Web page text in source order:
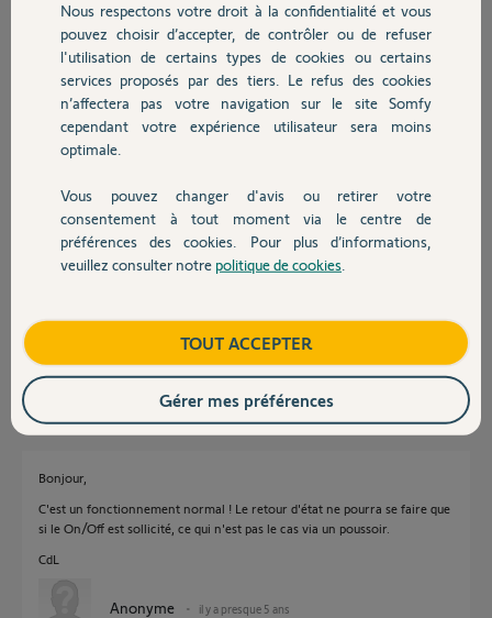
Chauffage
Autres produits
Devis avec un pro
Contact
Si je pilote la lumière via Alexa, la lumière s’éteind ou s’allume sans
problème, mais Alexa m’informe que la lumière ne répond pas….
Et l’état sur l’application somfy ne se met pas à jours.
Pour information j’ai une box Tahoma switch acheté récemment.
Merci d’avance
Alex A.
Participer au fil de discussion
Réponses
Bonjour,
C'est un fonctionnement normal ! Le retour d'état ne pourra se faire que
si le On/Off est sollicité, ce qui n'est pas le cas via un poussoir.
CdL
Anonyme il y a presque 5 ans
Nous respectons votre droit à la confidentialité et vous
pouvez choisir d’accepter, de contrôler ou de refuser
l'utilisation de certains types de cookies ou certains
services proposés par des tiers. Le refus des cookies
n’affectera pas votre navigation sur le site Somfy
cependant votre expérience utilisateur sera moins
optimale.
Vous pouvez changer d'avis ou retirer votre
consentement à tout moment via le centre de
préférences des cookies. Pour plus d’informations,
veuillez consulter notre politique de cookies
TOUT ACCEPTER
Gérer mes préférences